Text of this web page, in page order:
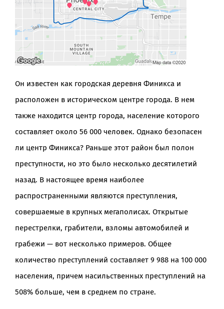
Он известен как городская деревня Финикса и
расположен в историческом центре города. В нем
также находится центр города, население которого
составляет около 56 000 человек. Однако безопасен
ли центр Финикса? Раньше этот район был полон
преступности, но это было несколько десятилетий
назад. В настоящее время наиболее
распространенными являются преступления,
совершаемые в крупных мегаполисах. Открытые
перестрелки, грабители, взломы автомобилей и
грабежи — вот несколько примеров. Общее
количество преступлений составляет 9 988 на 100 000
населения, причем насильственных преступлений на
508% больше, чем в среднем по стране.